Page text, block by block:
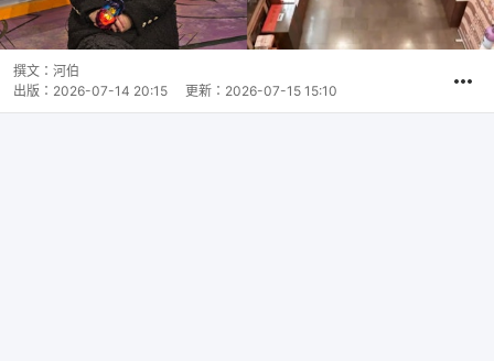
撰文： 河伯
出版： 2026-07-14 20:15 更新： 2026-07-15 15:10